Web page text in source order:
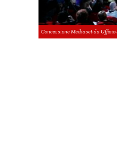
Concessione Mediaset da